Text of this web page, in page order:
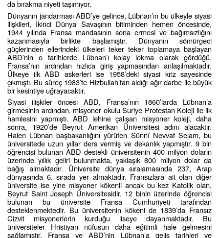
da bırakma niyeti taşımıyor.
Dünyanın jandarması ABD’ye gelince, Lübnan’ın bu ülkeyle siyasi
ilişkileri, İkinci Dünya Savaşının bitiminden hemen öncesinde,
1944 yılında Fransa mandasının sona ermesi ve bağımsızlığını
kazanmasıyla birlikte başlamıştır. Dünyanın sömürgeci
güçlerinden ellerindeki ülkeleri teker teker toplamaya başlayan
ABD’nin o tarihlerde Lübnan’ı kolay lokma olarak gördüğü,
Fransa’nın ardından hızlıca giriş yapmasından anlaşılmaktadır.
Ülkeye ilk ABD askerleri ise 1958’deki siyasi kriz sayesinde
çıkmıştı. Bu süreç 1983’te Hizbullah’tan aldığı ağır darbe ile büyük
bir kesintiye uğrayacaktır.
Siyasi ilişkiler öncesi ABD, Fransa’nın 1860’larda Lübnan’a
girmesinin ardından, misyoner okulu Suriye Protestan Koleji ile ilk
hamlesini yapmıştı. ABD lehine çalışan misyoner koleji, daha
sonra, 1920’de Beyrut Amerikan Üniversitesi adını alacaktır.
Halen Lübnan başbakanlığını yürüten Sünnî Nevvaf Selam, bu
üniversitede uzun yıllar ders vermiş ve dekanlık yapmıştır. 9 bin
öğrencisi bulunan ABD destekli üniversitenin 400 milyon doların
üzerinde yıllık geliri bulunmakta, yaklaşık 800 milyon dolar da
bağış almaktadır. Üniversite dünya sıralamasında 237, Arap
dünyasında 6. sırada yer almaktadır. Fransızlara ait olan diğer
üniversite ise yine misyoner kökenli ancak bu kez Katolik olan,
Beyrut Saint Joseph Üniversitesidir. 12 binin üzerinde öğrencisi
bulunan bu üniversite Fransa Cumhuriyeti tarafından
desteklenmektedir. Bu üniversitenin kökeni de 1839’da Fransız
Cizvit misyonerlerin kurduğu liseye dayanmaktadır. Bu
üniversiteler Hristiyan nüfusun daha eğitimli hale gelmesini
sağlamıştır. Fransa ve ABD’nin Lübnan’a geliş tarihleri ve